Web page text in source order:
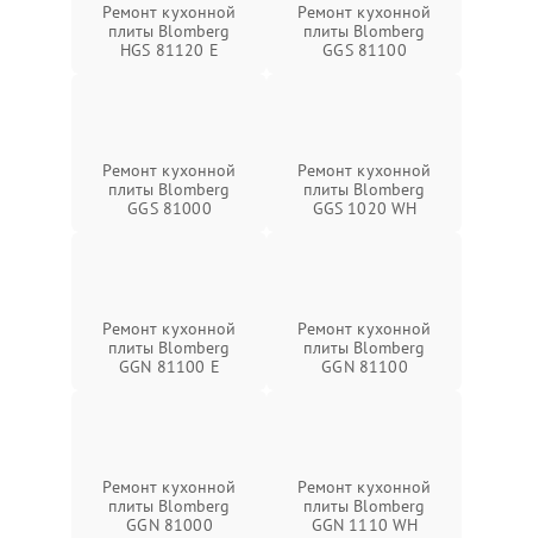
Ремонт кухонной
плиты Blomberg
HGS 81120 E
Ремонт кухонной
плиты Blomberg
GGS 81100
Ремонт кухонной
плиты Blomberg
GGS 81000
Ремонт кухонной
плиты Blomberg
GGS 1020 WH
Ремонт кухонной
плиты Blomberg
GGN 81100 E
Ремонт кухонной
плиты Blomberg
GGN 81100
Ремонт кухонной
плиты Blomberg
GGN 81000
Ремонт кухонной
плиты Blomberg
GGN 1110 WH